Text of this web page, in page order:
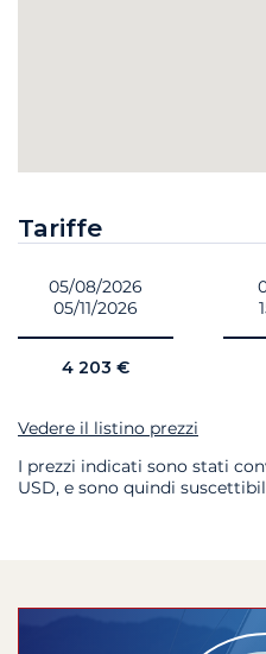
Tariffe
05/08/2026
05/11/2026
4 203 €
Vedere il listino prezzi
I prezzi indicati sono stati
USD, e sono quindi